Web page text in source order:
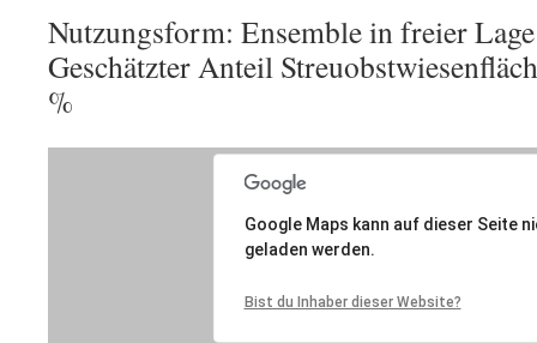
Nutzungsform: Ensemble in freier
Geschätzter Anteil
%